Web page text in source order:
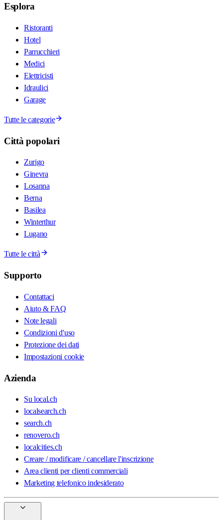
Esplora
Ristoranti
Hotel
Parrucchieri
Medici
Elettricisti
Idraulici
Garage
Tutte le categorie
Città popolari
Zurigo
Ginevra
Losanna
Berna
Basilea
Winterthur
Lugano
Tutte le città
Supporto
Contattaci
Aiuto & FAQ
Note legali
Condizioni d'uso
Protezione dei dati
Impostazioni cookie
Azienda
Su local.ch
localsearch.ch
search.ch
renovero.ch
localcities.ch
Creare / modificare / cancellare l'inscrizione
Area clienti per clienti commerciali
Marketing telefonico indesiderato